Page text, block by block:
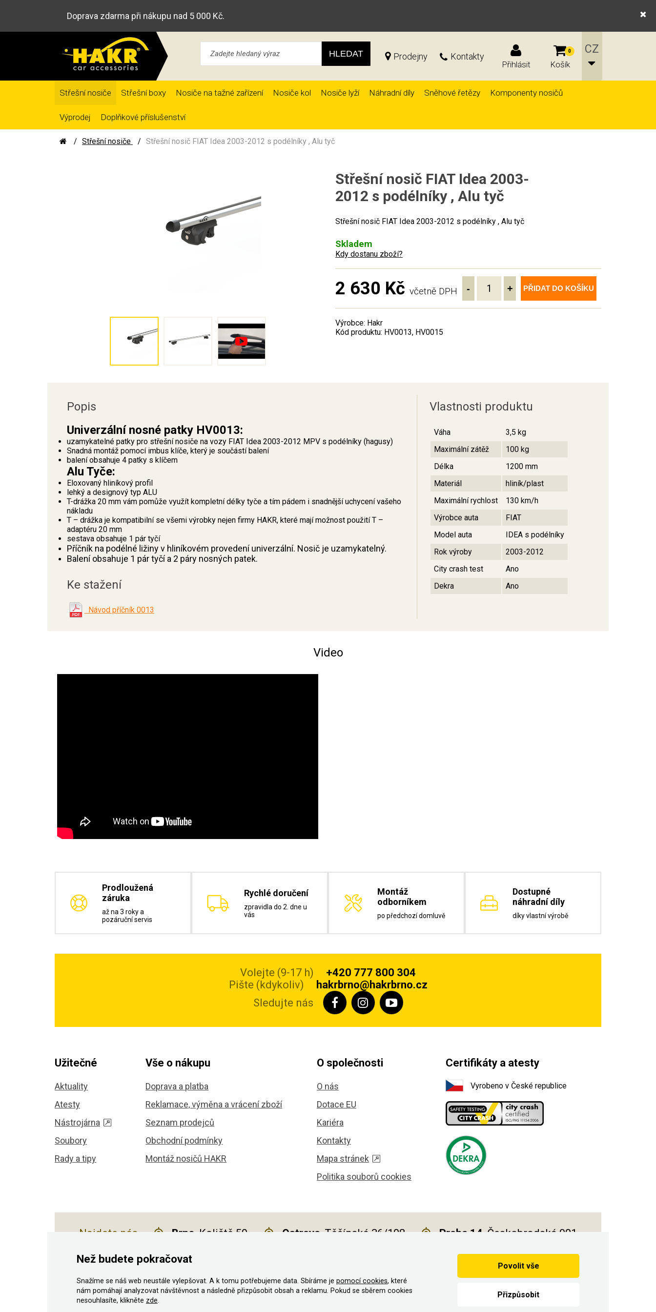
Doprava zdarma při nákupu nad 5 000 Kč.
HLEDAT Prodejny Kontakty
Přihlásit
0
Košík
Střešní nosiče Střešní boxy Nosiče na tažné zařízení Nosiče kol Nosiče lyží Náhradní díly Sněhové řetězy Komponenty nosičů
Výprodej Doplňkové příslušenství
Střešní nosiče Střešní nosič FIAT Idea 2003-2012 s podélníky , Alu tyč
Střešní nosič FIAT Idea 2003-
2012 s podélníky , Alu tyč
Střešní nosič FIAT Idea 2003-2012 s podélníky , Alu tyč
Skladem
Kdy dostanu zboží?
2 630 Kč včetně DPH - + PŘIDAT DO KOŠÍKU
Výrobce: Hakr
Kód produktu: HV0013, HV0015
Popis
Univerzální nosné patky HV0013:
uzamykatelné patky pro střešní nosiče na vozy FIAT Idea 2003-2012 MPV s podélníky (hagusy)
Snadná montáž pomocí imbus klíče, který je součástí balení
balení obsahuje 4 patky s klíčem
Alu Tyče:
Eloxovaný hliníkový profil
lehký a designový typ ALU
T-drážka 20 mm vám pomůže využít kompletní délky tyče a tím pádem i snadnější uchycení vašeho
nákladu
T – drážka je kompatibilní se všemi výrobky nejen firmy HAKR, které mají možnost použití T –
adaptéru 20 mm
sestava obsahuje 1 pár tyčí
Příčník na podélné ližiny v hliníkovém provedení univerzální. Nosič je uzamykatelný.
Balení obsahuje 1 pár tyčí a 2 páry nosných patek.
Ke stažení
Návod příčník 0013
Vlastnosti produktu
Váha
3,5 kg
Maximální zátěž
100 kg
Délka
1200 mm
Materiál
hliník/plast
Maximální rychlost
130 km/h
Výrobce auta
FIAT
Model auta
IDEA s podélníky
Rok výroby
2003-2012
City crash test
Ano
Dekra
Ano
Video
Prodloužená
záruka
až na 3 roky a
pozáruční servis
Rychlé doručení
zpravidla do 2. dne u
vás
Montáž
odborníkem
po předchozí domluvě
Dostupné
náhradní díly
díky vlastní výrobě
Volejte (9-17 h)
+420 777 800 304
Pište (kdykoliv)
hakrbrno@hakrbrno.cz
Sledujte nás
Užitečné
Aktuality
Atesty
Nástrojárna
Soubory
Rady a tipy
Vše o nákupu
Doprava a platba
Reklamace, výměna a vrácení zboží
Seznam prodejců
Obchodní podmínky
Montáž nosičů HAKR
O společnosti
O nás
Dotace EU
Kariéra
Kontakty
Mapa stránek
Politika souborů cookies
Certifikáty a atesty
Vyrobeno v České republice
Najdete nás Brno, Koliště 59 Ostrava, Těšínská 36/108 Praha 14, Českobrodská 901
© 2011–2026 ASN Hakr Brno. Všechna práva vyhrazena
Než budete pokračovat
Snažíme se náš web neustále vylepšovat. A k tomu potřebujeme data. Sbíráme je pomocí cookies, které
nám pomáhají analyzovat návštěvnost a následně přizpůsobit obsah a reklamu. Pokud se sběrem cookies
nesouhlasíte, klikněte zde.
Přizpůsobit
Povolit vše